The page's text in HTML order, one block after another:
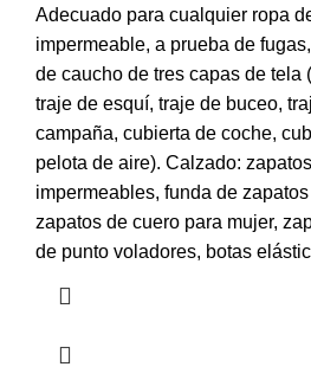
Adecuado para cualquier ropa
impermeable, a prueba de
de caucho de tres capas de tela
traje de esquí, traje de buceo,
campaña, cubierta de coche,
pelota de aire). Calzado:
impermeables, funda de
zapatos de cuero para mujer,
de punto voladores, botas